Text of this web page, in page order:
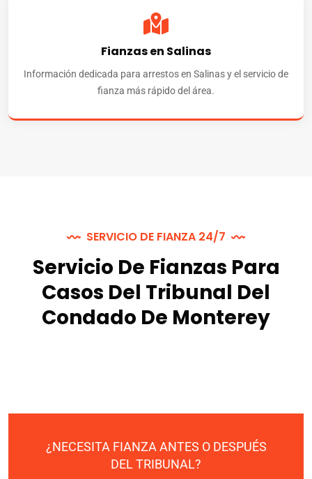
Fianzas en Salinas
Información dedicada para arrestos en Salinas y el servicio de
fianza más rápido del área.
SERVICIO DE FIANZA 24/7
Servicio De Fianzas Para
Casos Del Tribunal Del
Condado De Monterey
¿NECESITA FIANZA ANTES O DESPUÉS
DEL TRIBUNAL?